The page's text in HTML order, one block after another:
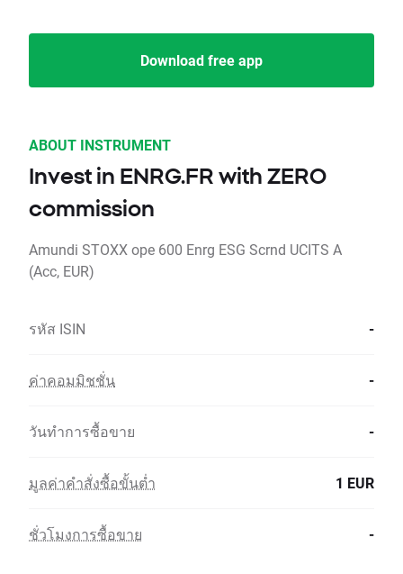
Download free app
ABOUT INSTRUMENT
Invest in ENRG.FR with ZERO
commission
Amundi STOXX ope 600 Enrg ESG Scrnd UCITS A
(Acc, EUR)
รหัส ISIN -
ค่าคอมมิชชั่น -
วันทำการซื้อขาย -
มูลค่าคำสั่งซื้อขั้นต่ำ 1 EUR
ชั่วโมงการซื้อขาย -